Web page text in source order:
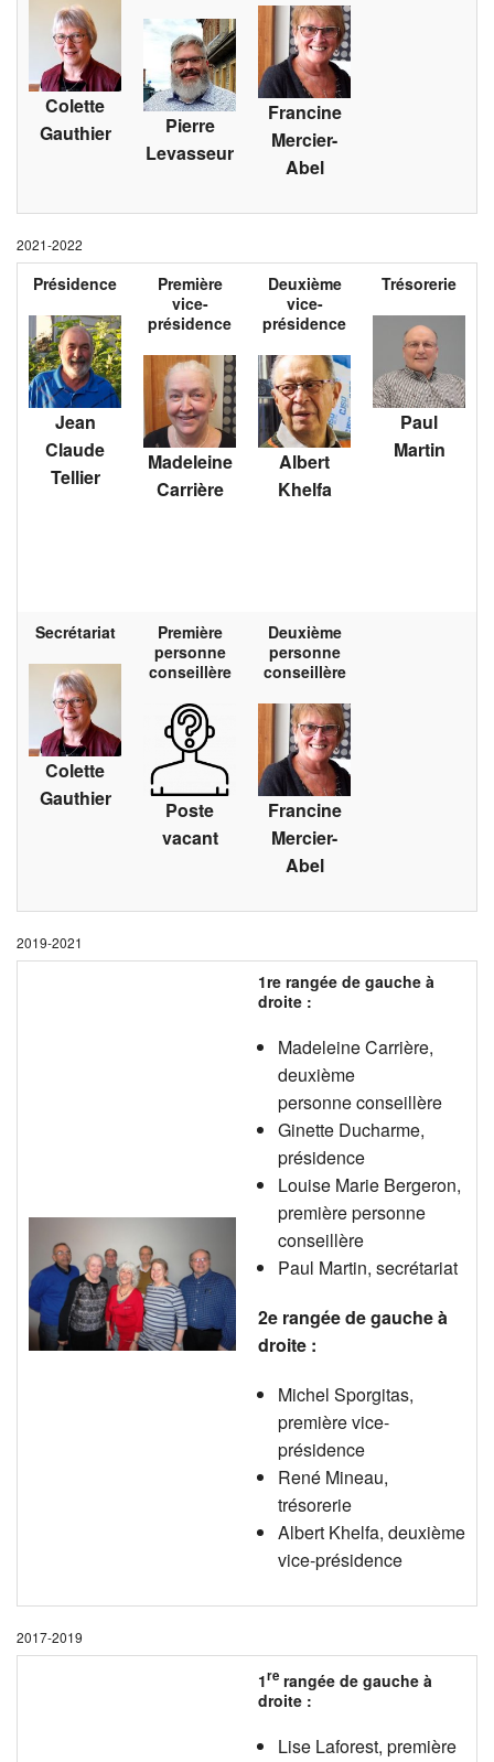
Colette
Gauthier
Pierre
Levasseur
Francine
Mercier-
Abel
2021-2022
Présidence
Jean
Claude
Tellier
Première
vice-
présidence
Madeleine
Carrière
Deuxième
vice-
présidence
Albert
Khelfa
Trésorerie
Paul
Martin
Secrétariat
Colette
Gauthier
Première
personne
conseillère
Poste
vacant
Deuxième
personne
conseillère
Francine
Mercier-
Abel
2019-2021
1re rangée de gauche à
droite :
Madeleine Carrière,
deuxième
personne conseillère
Ginette Ducharme,
présidence
Louise Marie Bergeron,
première personne
conseillère
Paul Martin, secrétariat
2e rangée de gauche à
droite :
Michel Sporgitas,
première vice-
présidence
René Mineau,
trésorerie
Albert Khelfa, deuxième
vice-présidence
2017-2019
1re rangée de gauche à
droite :
Lise Laforest, première